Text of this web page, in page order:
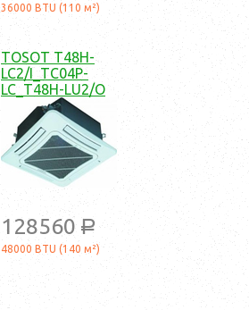
36000 BTU (110 м²)
TOSOT T48H-
LC2/I_TC04P-
LC_T48H-LU2/O
128560 a
48000 BTU (140 м²)